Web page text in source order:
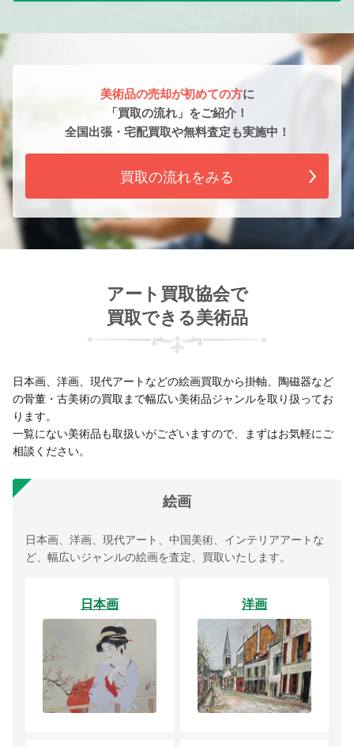
美術品の売却が初めての方に
「買取の流れ」をご紹介！
全国出張・宅配買取や無料査定も実施中！
買取の流れをみる
アート買取協会で
買取できる美術品
日本画、洋画、現代アートなどの絵画買取から掛軸、陶磁器など
の骨董・古美術の買取まで幅広い美術品ジャンルを取り扱ってお
ります。
一覧にない美術品も取扱いがございますので、まずはお気軽にご
相談ください。
絵画
日本画、洋画、現代アート、中国美術、インテリアアートな
ど、幅広いジャンルの絵画を査定、買取いたします。
日本画 洋画